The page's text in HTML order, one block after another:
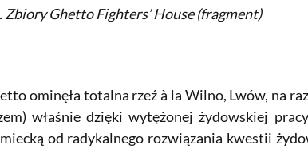
Zbiory Ghetto Fighters’ House (fragment)
ominęła totalna rzeź à la Wilno, Lwów, na
właśnie dzięki wytężonej żydowskiej
od radykalnego rozwiązania kwestii